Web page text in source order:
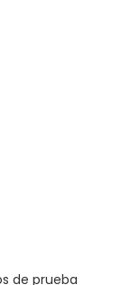
de prueba